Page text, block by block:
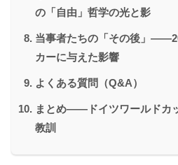
の「自由」哲学の光と影
当事者たちの「その後」
カーに与えた影響
よくある質問（Q&A）
まとめ——ドイツワールドカ
教訓